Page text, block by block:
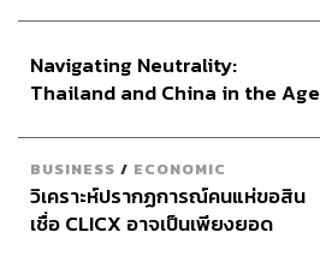
Navigating Neutrality:
Thailand and China in the Age
BUSINESS / ECONOMIC
วิเคราะห์ปรากฏการณ์คนแห่ขอสิน
เชื่อ CLICX อาจเป็นเพียงยอด